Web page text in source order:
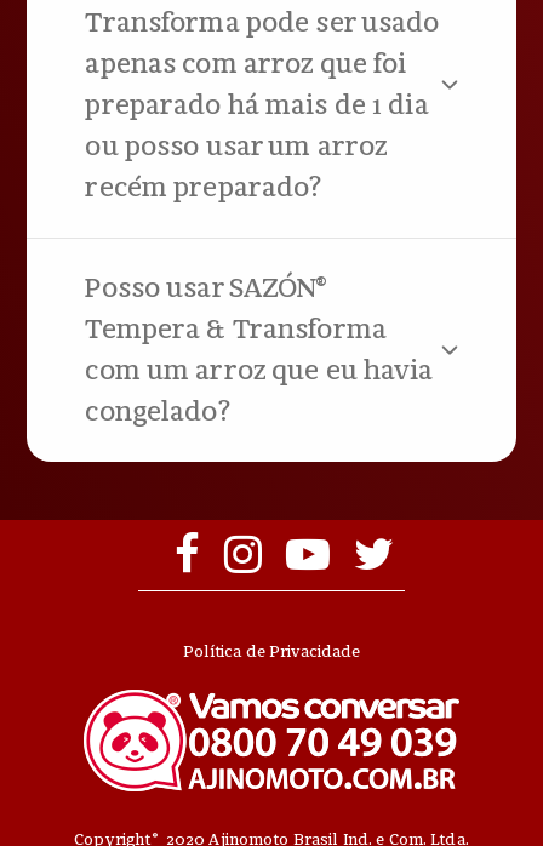
Transforma pode ser usado
apenas com arroz que foi
preparado há mais de 1 dia
ou posso usar um arroz
recém preparado?
Posso usar SAZÓN®
Tempera & Transforma
com um arroz que eu havia
congelado?
Política de Privacidade
Copyright© 2020 Ajinomoto Brasil Ind. e Com. Ltda.